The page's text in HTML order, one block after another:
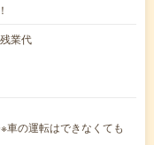
業代
車の運転はできなくても